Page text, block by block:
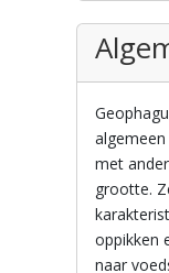
met
grootte.
oppikken
naar